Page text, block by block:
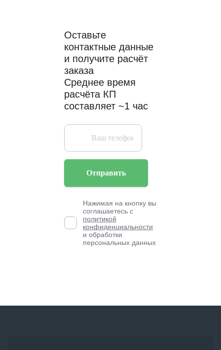
Оставьте
контактные данные
и получите расчёт
заказа
Среднее время
расчёта КП
составляет ~1 час
Отправить
Нажимая на кнопку вы
соглашаетесь с
политикой
конфиденциальности
и обработки
персональных данных